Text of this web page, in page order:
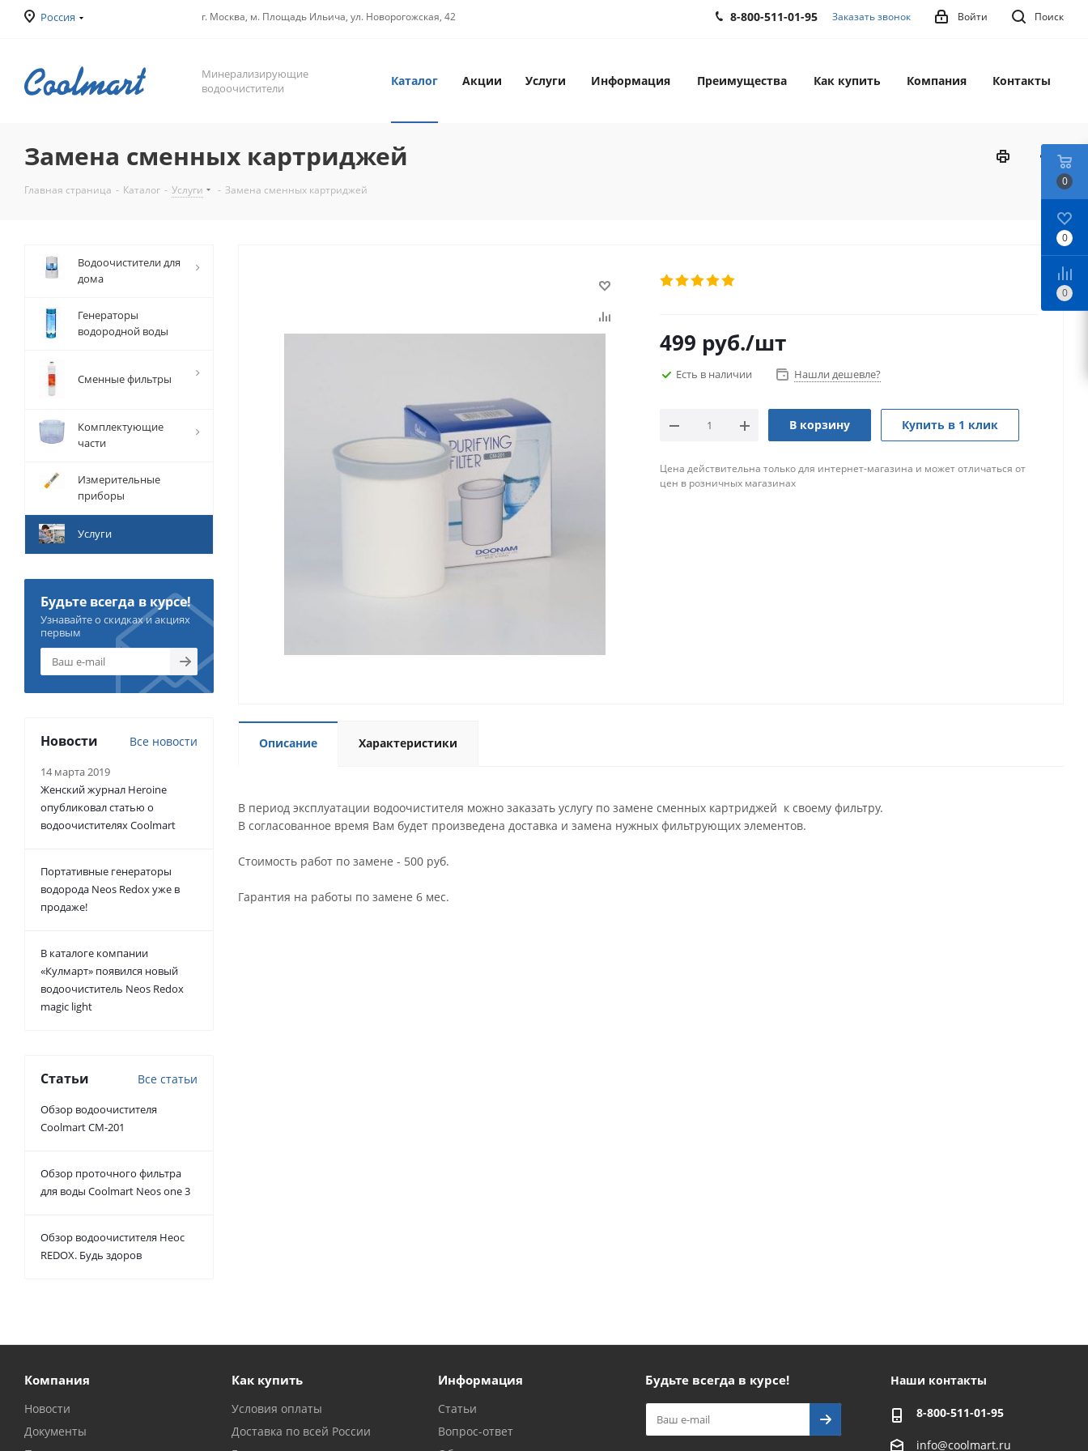
Россия г. Москва, м. Площадь Ильича, ул. Новорогожская, 42 Поиск
Войти
8-800-511-01-95 Заказать звонок
Минерализирующие
водоочистители
Каталог Акции Услуги Информация Преимущества Как купить Компания Контакты
Замена сменных картриджей
Главная страница - Каталог - Услуги - Замена сменных картриджей
499 руб./шт
Есть в наличии Нашли дешевле?
В корзину Купить в 1 клик
Цена действительна только для интернет-магазина и может отличаться от
цен в розничных магазинах
Описание Характеристики
В период эксплуатации водоочистителя можно заказать услугу по замене сменных картриджей к своему фильтру.
В согласованное время Вам будет произведена доставка и замена нужных фильтрующих элементов.
Стоимость работ по замене - 500 руб.
Гарантия на работы по замене 6 мес.
Водоочистители для
дома
Генераторы
водородной воды
Сменные фильтры
Комплектующие
части
Измерительные
приборы
Услуги
Будьте всегда в курсе!
Узнавайте о скидках и акциях
первым
Новости Все новости
14 марта 2019
Женский журнал Heroine
опубликовал статью о
водоочистителях Coolmart
Портативные генераторы
водорода Neos Redox уже в
продаже!
В каталоге компании
«Кулмарт» появился новый
водоочиститель Neos Redoх
magic light
Статьи Все статьи
Обзор водоочистителя
Coolmart CM-201
Обзор проточного фильтра
для воды Coolmart Neos one 3
Обзор водоочистителя Неос
REDOX. Будь здоров
Компания
Новости
Документы
Как купить
Условия оплаты
Доставка по всей России
Информация
Статьи
Вопрос-ответ
Будьте всегда в курсе! Наши контакты
8-800-511-01-95
info@coolmart.ru
0
0
0